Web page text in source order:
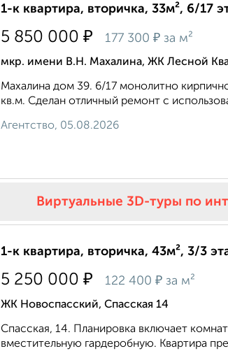
1-к квартира, вторичка, 33м², 6/17
5 850 000 ₽ 177 300 ₽ за м²
мкр. имени В.Н. Махалина, ЖК Лесной
Махалина дом 39. 6/17 монолитно
кв.м. Сделан отличный ремонт с
Агентство, 05.08.2026
Виртуальные 3D-туры по
1-к квартира, вторичка, 43м², 3/3
5 250 000 ₽ 122 400 ₽ за м²
ЖК Новоспасский, Спасская 14
Спасская, 14. Планировка включает
вместительную гардеробную. Квартира